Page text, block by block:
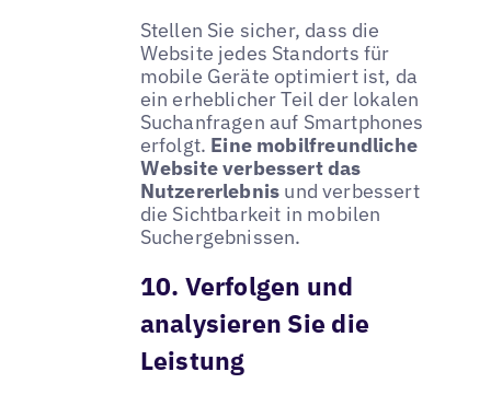
Stellen Sie sicher, dass die
Website jedes Standorts für
mobile Geräte optimiert ist, da
ein erheblicher Teil der lokalen
Suchanfragen auf Smartphones
erfolgt. Eine mobilfreundliche
Website verbessert das
Nutzererlebnis und verbessert
die Sichtbarkeit in mobilen
Suchergebnissen.
10. Verfolgen und
analysieren Sie die
Leistung